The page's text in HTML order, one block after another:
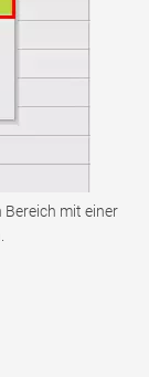
Bereich mit einer